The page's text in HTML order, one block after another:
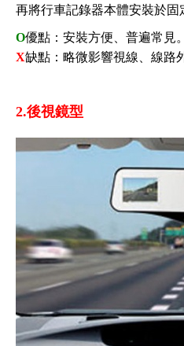
再將行車記錄器本體安裝於
O優點：安裝方便、普遍常見。
X缺點：略微影響視線、線路
2.後視鏡型